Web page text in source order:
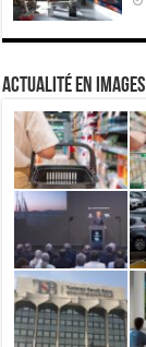
actualité en images